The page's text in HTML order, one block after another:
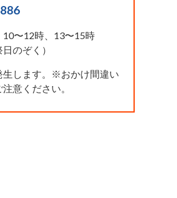
10〜12時、13〜15時
のぞく）
します。※おかけ間違い
意ください。